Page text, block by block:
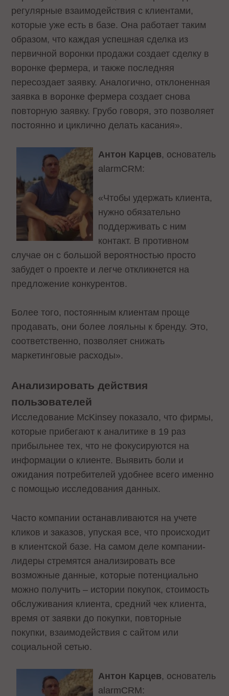
регулярные взаимодействия с клиентами,
которые уже есть в базе. Она работает таким
образом, что каждая успешная сделка из
первичной воронки продажи создает сделку в
воронке фермера, и также последняя
пересоздает заявку. Аналогично, отклоненная
заявка в воронке фермера создает снова
повторную заявку. Грубо говоря, это позволяет
постоянно и циклично делать касания».
Антон Карцев, основатель
alarmCRM:
«Чтобы удержать клиента,
нужно обязательно
поддерживать с ним
контакт. В противном
случае он с большой вероятностью просто
забудет о проекте и легче откликнется на
предложение конкурентов.
Более того, постоянным клиентам проще
продавать, они более лояльны к бренду. Это,
соответственно, позволяет снижать
маркетинговые расходы».
Анализировать действия
пользователей
Исследование McKinsey показало, что фирмы,
которые прибегают к аналитике в 19 раз
прибыльнее тех, что не фокусируются на
информации о клиенте. Выявить боли и
ожидания потребителей удобнее всего именно
с помощью исследования данных.
Часто компании останавливаются на учете
кликов и заказов, упуская все, что происходит
в клиентской базе. На самом деле компании-
лидеры стремятся анализировать все
возможные данные, которые потенциально
можно получить – истории покупок, стоимость
обслуживания клиента, средний чек клиента,
время от заявки до покупки, повторные
покупки, взаимодействия с сайтом или
социальной сетью.
Антон Карцев, основатель
alarmCRM: